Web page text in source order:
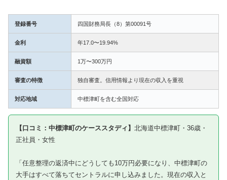
登録番号 四国財務局長（8）第00091号
金利 年17.0〜19.94%
融資額 1万〜300万円
審査の特徴 独自審査。信用情報より現在の収入を重視
対応地域 中標津町を含む全国対応
【口コミ：中標津町のケーススタディ】 北海道中標津町・36歳・
正社員・女性
「任意整理の返済中にどうしても10万円必要になり、中標津町の
大手はすべて落ちてセントラルに申し込みました。現在の収入と